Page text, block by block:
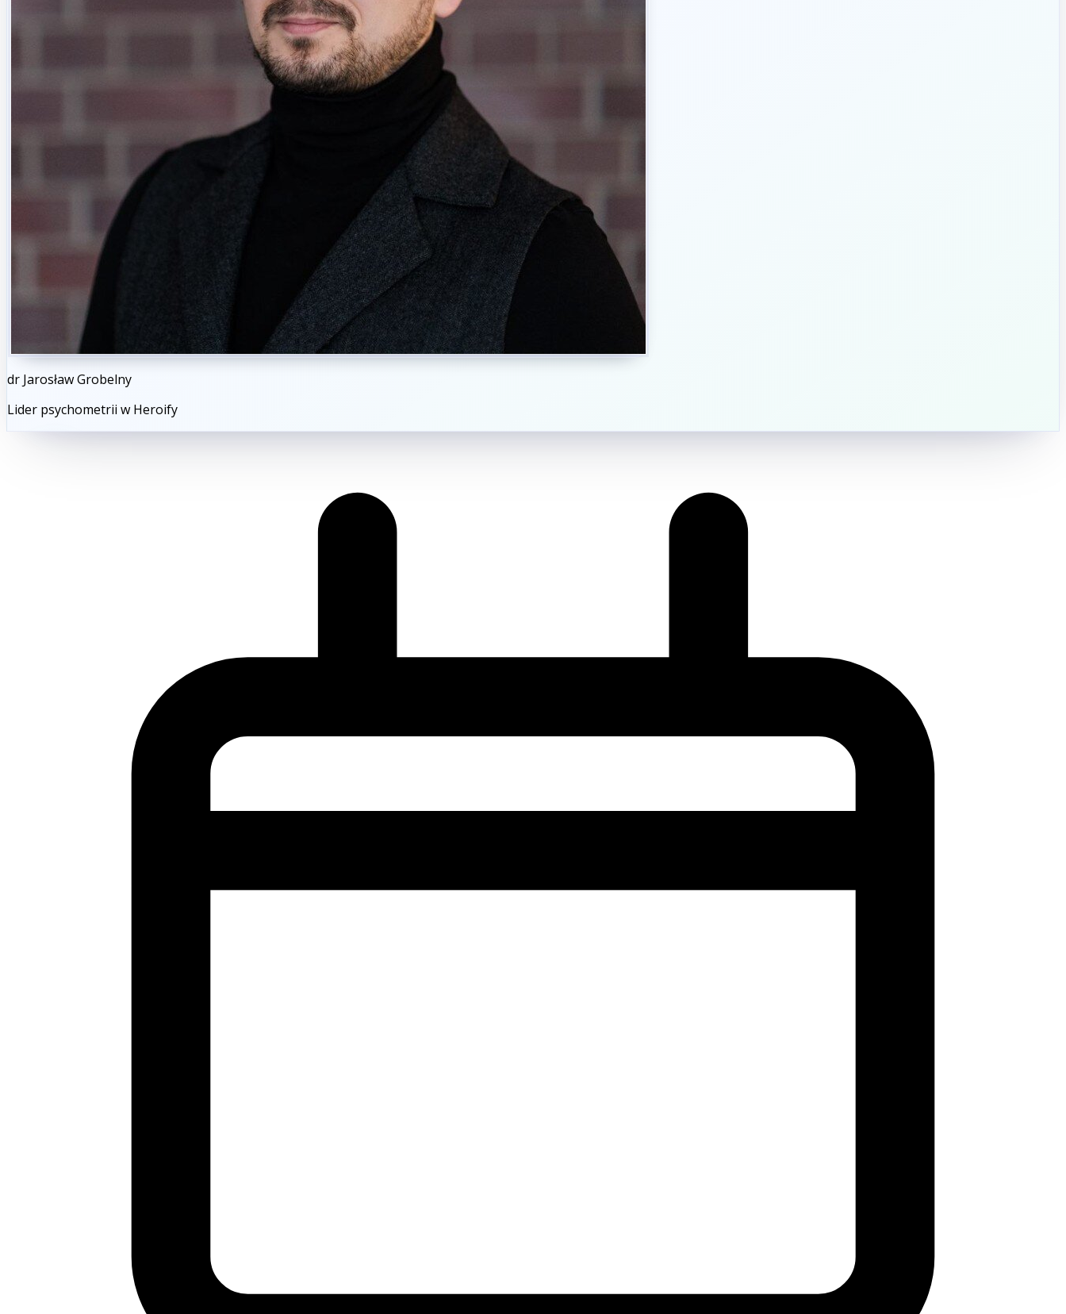
dr Jarosław Grobelny
Lider psychometrii w Heroify